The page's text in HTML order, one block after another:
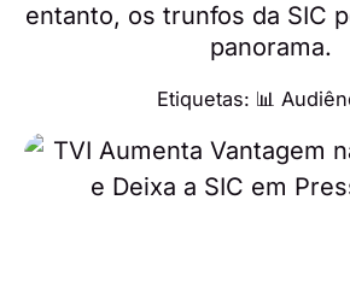
entanto, os trunfos da SIC
panorama.
Etiquetas: 📊